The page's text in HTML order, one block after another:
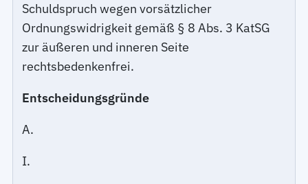
Schuldspruch wegen vorsätzlicher
Ordnungswidrigkeit gemäß § 8 Abs. 3 KatSG
zur äußeren und inneren Seite
rechtsbedenkenfrei.
Entscheidungsgründe
A.
I.